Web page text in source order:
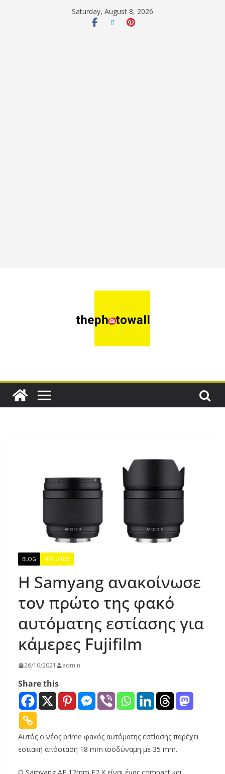
Saturday, August 8, 2026
BLOG FEATURED
Η Samyang ανακοίνωσε
τον πρώτο της φακό
αυτόματης εστίασης για
κάμερες Fujifilm
26/10/2021 admin
Share this
Αυτός ο νέος prime φακός αυτόματης εστίασης παρέχει
εστιακή απόσταση 18 mm ισοδύναμη με 35 mm.